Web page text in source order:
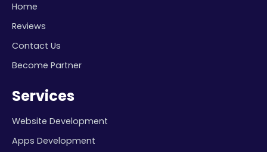
Home
Reviews
Contact Us
Become Partner
Services
Website Development
Apps Development